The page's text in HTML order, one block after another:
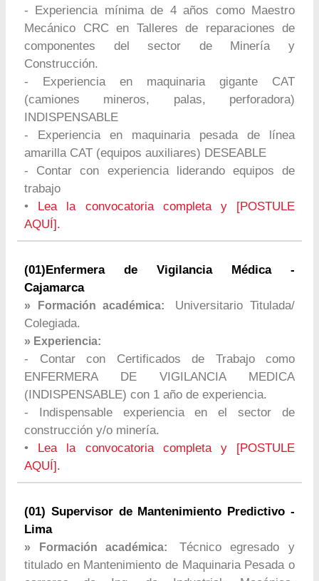
- Experiencia mínima de 4 años como Maestro
Mecánico CRC en Talleres de reparaciones de
componentes del sector de Minería y
Construcción.
- Experiencia en maquinaria gigante CAT
(camiones mineros, palas, perforadora)
INDISPENSABLE
- Experiencia en maquinaria pesada de línea
amarilla CAT (equipos auxiliares) DESEABLE
- Contar con experiencia liderando equipos de
trabajo
•
Lea la convocatoria completa y [POSTULE
AQUÍ].
(01)Enfermera de Vigilancia Médica -
Cajamarca
» Formación académica:
Universitario Titulada/
Colegiada.
» Experiencia:
- Contar con Certificados de Trabajo como
ENFERMERA DE VIGILANCIA MEDICA
(INDISPENSABLE) con 1 año de experiencia.
- Indispensable experiencia en el sector de
construcción y/o minería.
•
Lea la convocatoria completa y [POSTULE
AQUÍ].
(01) Supervisor de Mantenimiento Predictivo -
Lima
» Formación académica:
Técnico egresado y
titulado en Mantenimiento de Maquinaria Pesada o